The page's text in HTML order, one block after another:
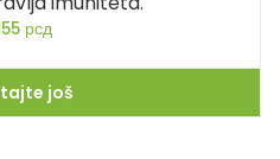
рсд
još